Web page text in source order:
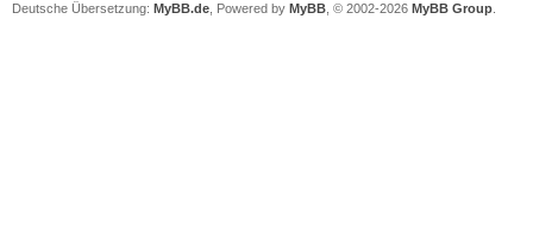
Deutsche Übersetzung: MyBB.de , Powered by MyBB , © 2002-2026 MyBB Group